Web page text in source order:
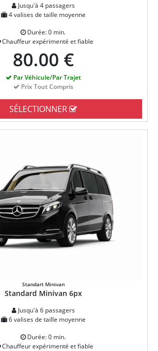
Jusqu'à 4 passagers
4 valises de taille moyenne
Durée: 0 min.
Chauffeur expérimenté et fiable
80.00 €
Par Véhicule/Par Trajet
Prix Tout Compris
SÉLECTIONNER
Standart Minivan
Standard Minivan 6px
Jusqu'à 6 passagers
6 valises de taille moyenne
Durée: 0 min.
Chauffeur expérimenté et fiable